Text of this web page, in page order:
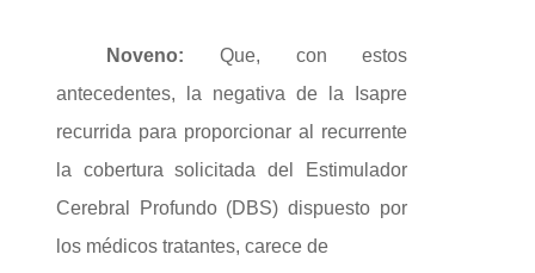
Noveno:
Que, con estos
antecedentes, la negativa de la Isapre
recurrida para proporcionar al recurrente
la cobertura solicitada del Estimulador
Cerebral Profundo (DBS) dispuesto por
los médicos tratantes, carece de